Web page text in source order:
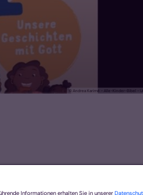
© Andrea Karimé - Alle-Kinder-Bibel -